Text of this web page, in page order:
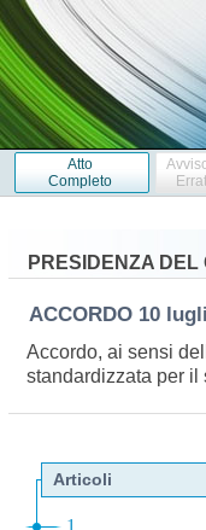
Atto
Completo
PRESIDENZA DEL
ACCORDO 10
Accordo, ai sensi
standardizzata per il